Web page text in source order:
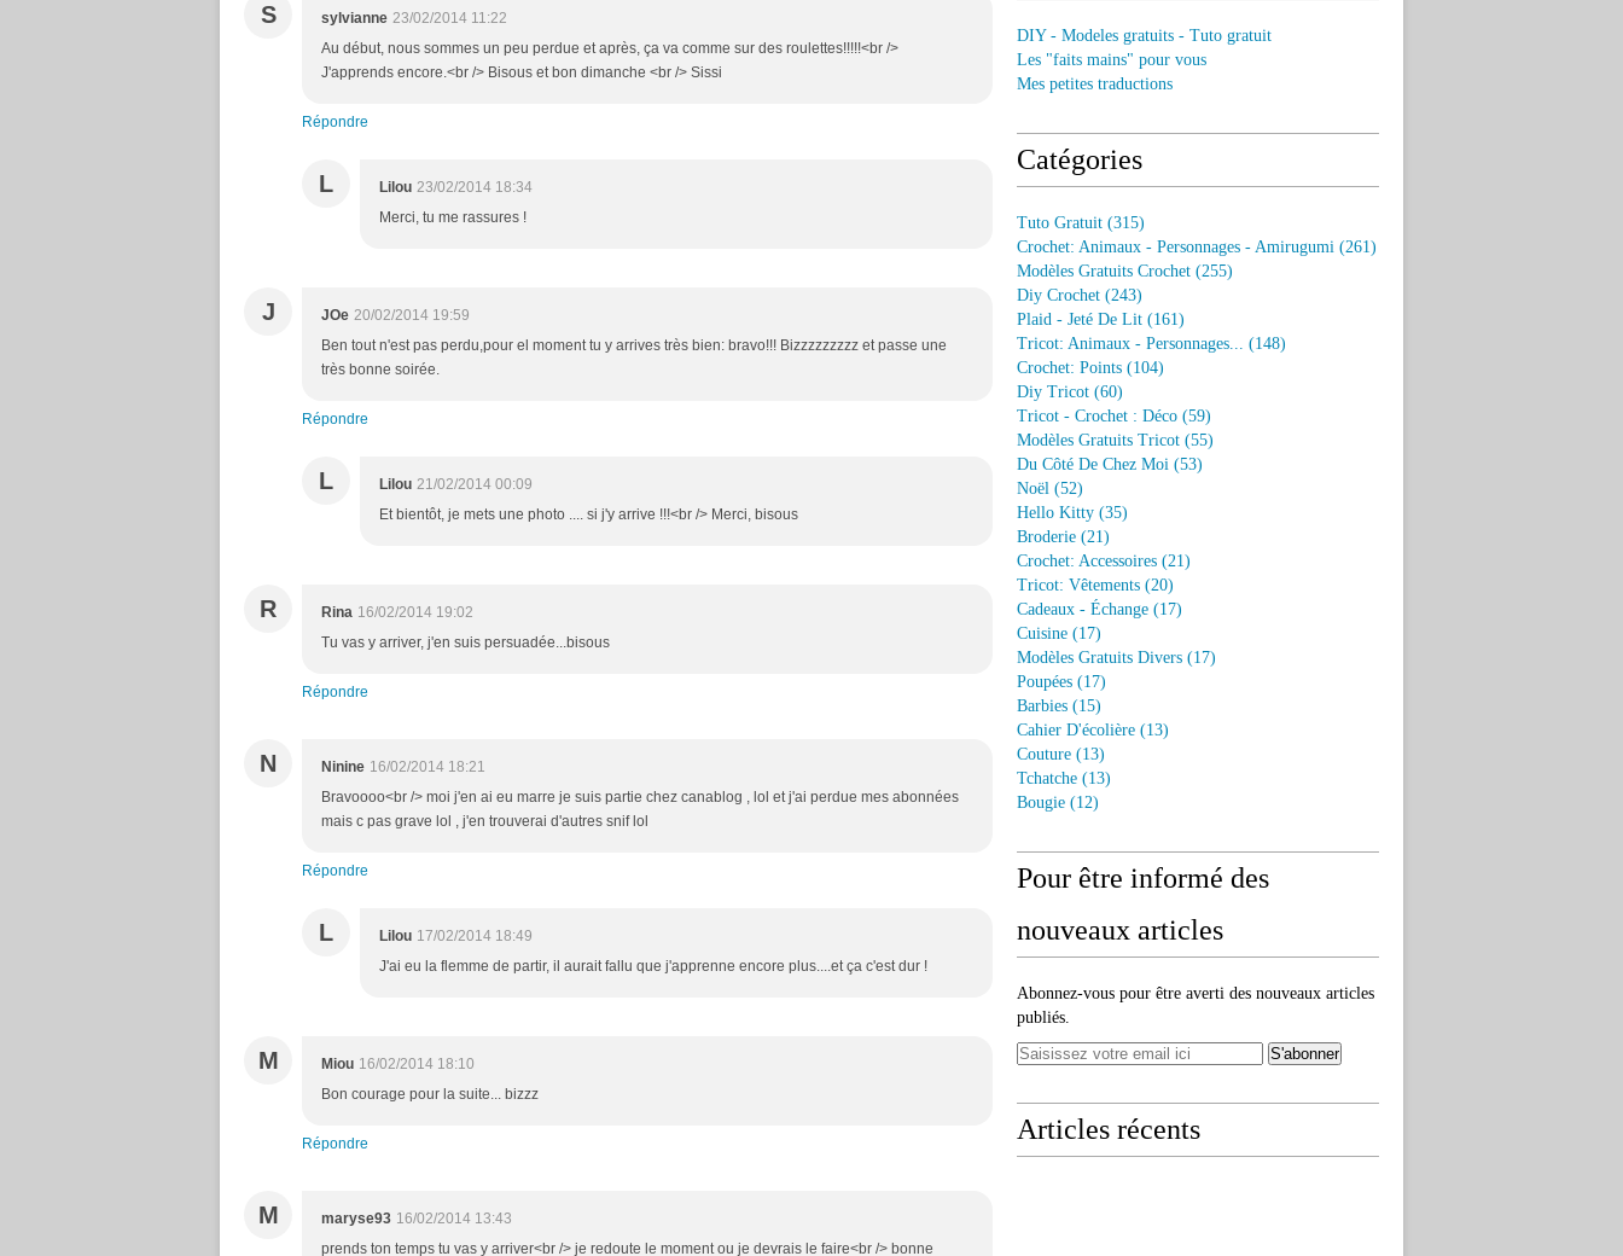
S sylvianne 23/02/2014 11:22
Au début, nous sommes un peu perdue et après, ça va comme sur des roulettes!!!!!<br />
J'apprends encore.<br /> Bisous et bon dimanche <br /> Sissi
Répondre
L Lilou 23/02/2014 18:34
Merci, tu me rassures !
J JOe 20/02/2014 19:59
Ben tout n'est pas perdu,pour el moment tu y arrives très bien: bravo!!! Bizzzzzzzzz et passe une
très bonne soirée.
Répondre
L Lilou 21/02/2014 00:09
Et bientôt, je mets une photo .... si j'y arrive !!!<br /> Merci, bisous
R Rina 16/02/2014 19:02
Tu vas y arriver, j'en suis persuadée...bisous
Répondre
N Ninine 16/02/2014 18:21
Bravoooo<br /> moi j'en ai eu marre je suis partie chez canablog , lol et j'ai perdue mes abonnées
mais c pas grave lol , j'en trouverai d'autres snif lol
Répondre
L Lilou 17/02/2014 18:49
J'ai eu la flemme de partir, il aurait fallu que j'apprenne encore plus....et ça c'est dur !
M Miou 16/02/2014 18:10
Bon courage pour la suite... bizzz
Répondre
M maryse93 16/02/2014 13:43
prends ton temps tu vas y arriver<br /> je redoute le moment ou je devrais le faire<br /> bonne
DIY - Modeles gratuits - Tuto gratuit
Les "faits mains" pour vous
Mes petites traductions
Catégories
Tuto Gratuit (315)
Crochet: Animaux - Personnages - Amirugumi (261)
Modèles Gratuits Crochet (255)
Diy Crochet (243)
Plaid - Jeté De Lit (161)
Tricot: Animaux - Personnages... (148)
Crochet: Points (104)
Diy Tricot (60)
Tricot - Crochet : Déco (59)
Modèles Gratuits Tricot (55)
Du Côté De Chez Moi (53)
Noël (52)
Hello Kitty (35)
Broderie (21)
Crochet: Accessoires (21)
Tricot: Vêtements (20)
Cadeaux - Échange (17)
Cuisine (17)
Modèles Gratuits Divers (17)
Poupées (17)
Barbies (15)
Cahier D'écolière (13)
Couture (13)
Tchatche (13)
Bougie (12)
Pour être informé des
nouveaux articles
Abonnez-vous pour être averti des nouveaux articles
publiés.
Articles récents